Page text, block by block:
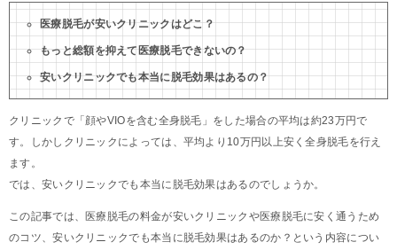
医療脱毛が安いクリニックはどこ？
もっと総額を抑えて医療脱毛できないの？
安いクリニックでも本当に脱毛効果はあるの？
クリニックで「顔やVIOを含む全身脱毛」をした場合の平均は約23万円で
す。しかしクリニックによっては、平均より10万円以上安く全身脱毛を行え
ます。
では、安いクリニックでも本当に脱毛効果はあるのでしょうか。
この記事では、医療脱毛の料金が安いクリニックや医療脱毛に安く通うため
のコツ、安いクリニックでも本当に脱毛効果はあるのか？という内容につい